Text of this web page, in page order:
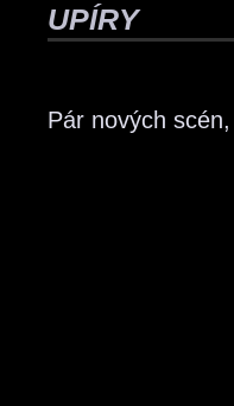
UPÍRY
Pár nových